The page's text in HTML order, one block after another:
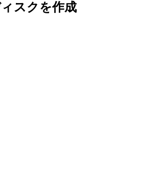
スクを作成